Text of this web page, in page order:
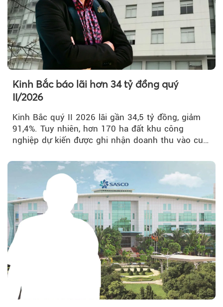
Kinh Bắc báo lãi hơn 34 tỷ đồng quý
II/2026
Kinh Bắc quý II 2026 lãi gần 34,5 tỷ đồng, giảm
91,4%. Tuy nhiên, hơn 170 ha đất khu công
nghiệp dự kiến được ghi nhận doanh thu vào cuối